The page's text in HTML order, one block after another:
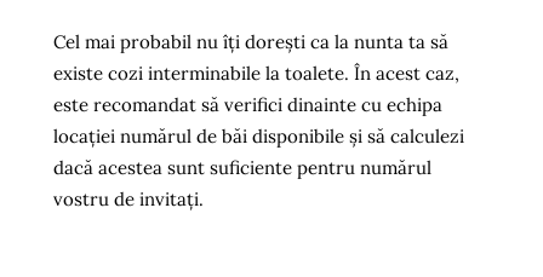
Cel mai probabil nu îți dorești ca la nunta ta să
existe cozi interminabile la toalete. În acest caz,
este recomandat să verifici dinainte cu echipa
locației numărul de băi disponibile și să calculezi
dacă acestea sunt suficiente pentru numărul
vostru de invitați.